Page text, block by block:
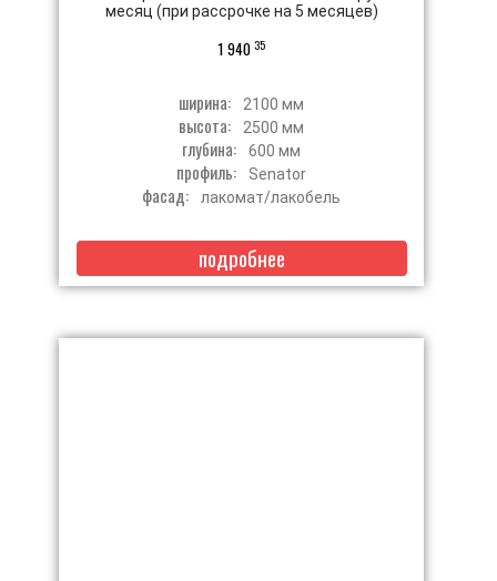
месяц (при рассрочке на 5 месяцев)
1 940 35
ширина: 2100 мм
высота: 2500 мм
глубина: 600 мм
профиль: Senator
фасад: лакомат/лакобель
подробнее